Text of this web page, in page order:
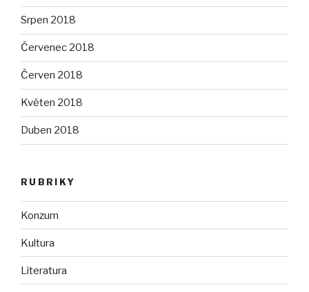
Srpen 2018
Červenec 2018
Červen 2018
Květen 2018
Duben 2018
RUBRIKY
Konzum
Kultura
Literatura